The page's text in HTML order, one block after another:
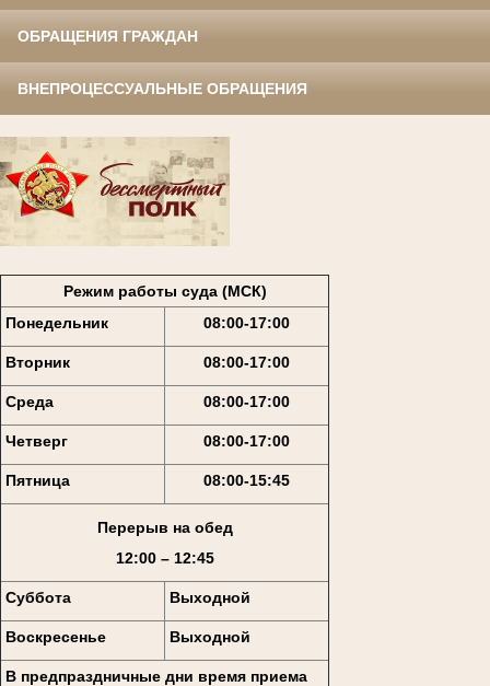
ОБРАЩЕНИЯ ГРАЖДАН
ВНЕПРОЦЕССУАЛЬНЫЕ ОБРАЩЕНИЯ
Режим работы суда (МСК)
Понедельник
08:00-17:00
Вторник 08:00-17:00
Среда 08:00-17:00
Четверг 08:00-17:00
Пятница 08:00-15:45
Перерыв на обед
12:00 – 12:45
Суббота Выходной
Воскресенье Выходной
В предпраздничные дни время приема